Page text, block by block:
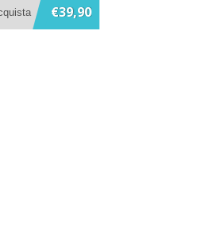
€39,90